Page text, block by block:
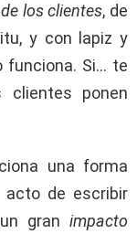
los clientes, de
y con lapiz y
funciona. Si… te
clientes ponen
una forma
acto de escribir
gran impacto